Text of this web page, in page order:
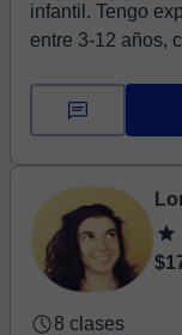
infantil. Tengo
entre 3-12
8 clases